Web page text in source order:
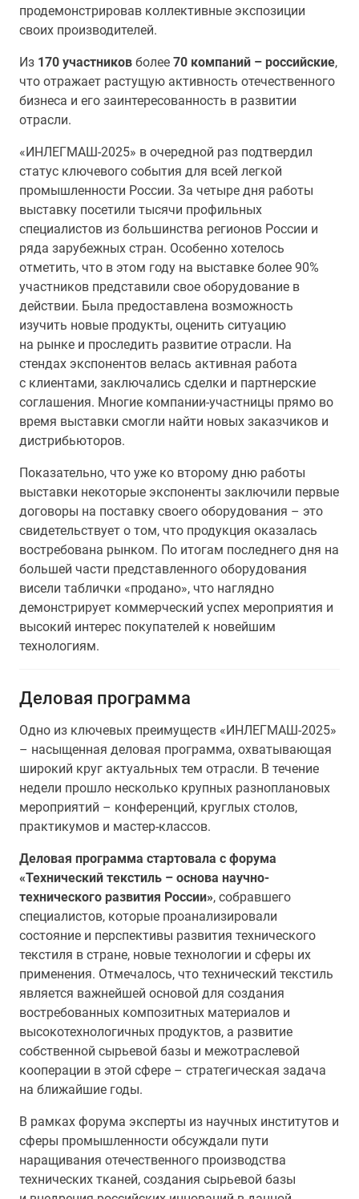
продемонстрировав коллективные экспозиции
своих производителей.
Из 170 участников более 70 компаний – российские,
что отражает растущую активность отечественного
бизнеса и его заинтересованность в развитии
отрасли.
«ИНЛЕГМАШ-2025» в очередной раз подтвердил
статус ключевого события для всей легкой
промышленности России. За четыре дня работы
выставку посетили тысячи профильных
специалистов из большинства регионов России и
ряда зарубежных стран. Особенно хотелось
отметить, что в этом году на выставке более 90%
участников представили свое оборудование в
действии. Была предоставлена возможность
изучить новые продукты, оценить ситуацию
на рынке и проследить развитие отрасли. На
стендах экспонентов велась активная работа
с клиентами, заключались сделки и партнерские
соглашения. Многие компании-участницы прямо во
время выставки смогли найти новых заказчиков и
дистрибьюторов.
Показательно, что уже ко второму дню работы
выставки некоторые экспоненты заключили первые
договоры на поставку своего оборудования – это
свидетельствует о том, что продукция оказалась
востребована рынком. По итогам последнего дня на
большей части представленного оборудования
висели таблички «продано», что наглядно
демонстрирует коммерческий успех мероприятия и
высокий интерес покупателей к новейшим
технологиям.
Деловая программа
Одно из ключевых преимуществ «ИНЛЕГМАШ-2025»
– насыщенная деловая программа, охватывающая
широкий круг актуальных тем отрасли. В течение
недели прошло несколько крупных разноплановых
мероприятий – конференций, круглых столов,
практикумов и мастер-классов.
Деловая программа стартовала с форума
«Технический текстиль – основа научно-
технического развития России», собравшего
специалистов, которые проанализировали
состояние и перспективы развития технического
текстиля в стране, новые технологии и сферы их
применения. Отмечалось, что технический текстиль
является важнейшей основой для создания
востребованных композитных материалов и
высокотехнологичных продуктов, а развитие
собственной сырьевой базы и межотраслевой
кооперации в этой сфере – стратегическая задача
на ближайшие годы.
В рамках форума эксперты из научных институтов и
сферы промышленности обсуждали пути
наращивания отечественного производства
технических тканей, создания сырьевой базы